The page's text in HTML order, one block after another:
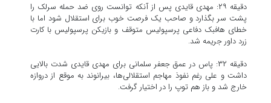
دقیقه ۲۹: مهدی قایدی پس از آنکه توانست روی ضد حمله سرلک را
پشت سر بگذارد و صاحب یک فرصت خوب برای استقلال شود اما با
خطای هافبک دفاعی پرسپولیس متوقف و بازیکن پرسپولیس با کارت
زرد داور جریمه شد.
دقیقه ۳۲: پاس در عمق جعفر سلمانی برای مهدی قایدی شدت بالایی
داشت و علی رغم نفوذ مهاجم استقلالی‌ها، بیرانوند به موقع از دروازه
خارج شد و باز هم توپ را در اختیار گرفت.